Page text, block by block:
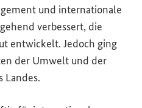
und internationale
verbessert, die
entwickelt. Jedoch ging
der Umwelt und der
Landes.